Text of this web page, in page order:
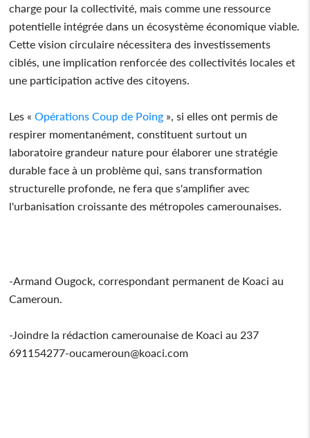
charge pour la collectivité, mais comme une ressource
potentielle intégrée dans un écosystème économique viable.
Cette vision circulaire nécessitera des investissements
ciblés, une implication renforcée des collectivités locales et
une participation active des citoyens.
Les « Opérations Coup de Poing », si elles ont permis de
respirer momentanément, constituent surtout un
laboratoire grandeur nature pour élaborer une stratégie
durable face à un problème qui, sans transformation
structurelle profonde, ne fera que s'amplifier avec
l'urbanisation croissante des métropoles camerounaises.
-Armand Ougock, correspondant permanent de Koaci au
Cameroun.
-Joindre la rédaction camerounaise de Koaci au 237
691154277-oucameroun@koaci.com